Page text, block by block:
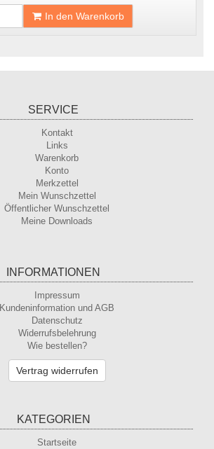
In den Warenkorb
SERVICE
Kontakt
Links
Warenkorb
Konto
Merkzettel
Mein Wunschzettel
Öffentlicher Wunschzettel
Meine Downloads
INFORMATIONEN
Impressum
Kundeninformation und AGB
Datenschutz
Widerrufsbelehrung
Wie bestellen?
Vertrag widerrufen
KATEGORIEN
Startseite